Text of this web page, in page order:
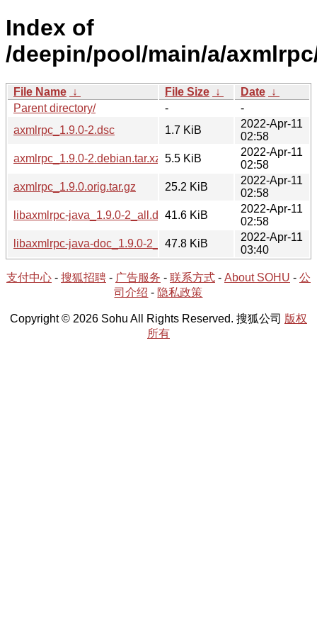
Index of
/deepin/pool/main/a/
File Name ↓ File Size ↓ Date ↓
Parent directory/
-
-
axmlrpc_1.9.0-2.dsc
1.7 KiB
2022-Apr-11
02:58
axmlrpc_1.9.0-2.debian.tar.xz 5.5 KiB
2022-Apr-11
02:58
axmlrpc_1.9.0.orig.tar.gz
25.2 KiB
2022-Apr-11
02:58
libaxmlrpc-java_1.9.0-2_all.deb41.6 KiB
2022-Apr-11
02:58
libaxmlrpc-java-doc_1.9.0-2_all.deb
47.8 KiB
2022-Apr-11
03:40
支付中心 - 搜狐招聘 - 广告服务 - 联系方式 - About SOHU - 公
司介绍 - 隐私政策
Copyright © 2026 Sohu All Rights Reserved. 搜狐公司 版权
所有